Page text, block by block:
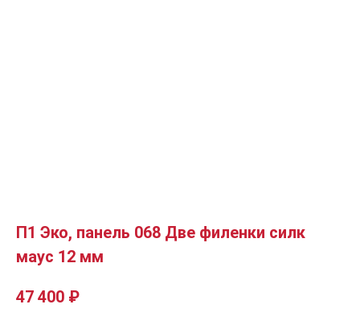
П1 Эко, панель 068 Две филенки силк
маус 12 мм
47 400 ₽